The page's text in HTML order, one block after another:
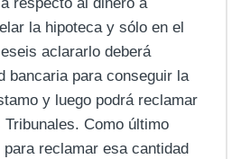
la hipoteca y sólo en el
aclararlo deberá
bancaria para conseguir la
y luego podrá reclamar
Como último
reclamar esa cantidad